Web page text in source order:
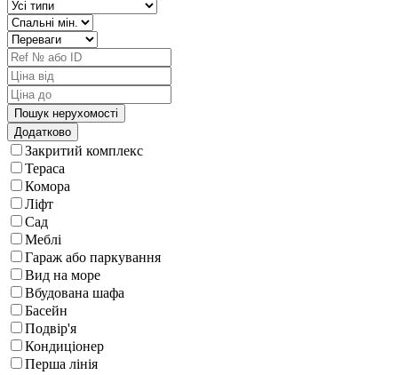
Додатково
Закритий комплекс
Тераса
Комора
Ліфт
Сад
Меблі
Гараж або паркування
Вид на море
Вбудована шафа
Басейн
Подвір'я
Кондиціонер
Перша лінія